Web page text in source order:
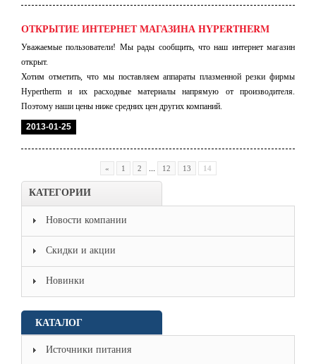
ОТКРЫТИЕ ИНТЕРНЕТ МАГАЗИНА HYPERTHERM
Уважаемые пользователи! Мы рады сообщить, что наш интернет магазин
открыт.
Хотим отметить, что мы поставляем аппараты плазменной резки фирмы
Hypertherm и их расходные материалы напрямую от производителя.
Поэтому наши цены ниже средних цен других компаний.
2013-01-25
« 1 2 ... 12 13 14
КАТЕГОРИИ
Новости компании
Скидки и акции
Новинки
КАТАЛОГ
Источники питания